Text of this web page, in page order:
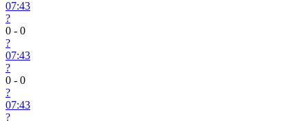
07:43
?
0 - 0
?
07:43
?
0 - 0
?
07:43
?